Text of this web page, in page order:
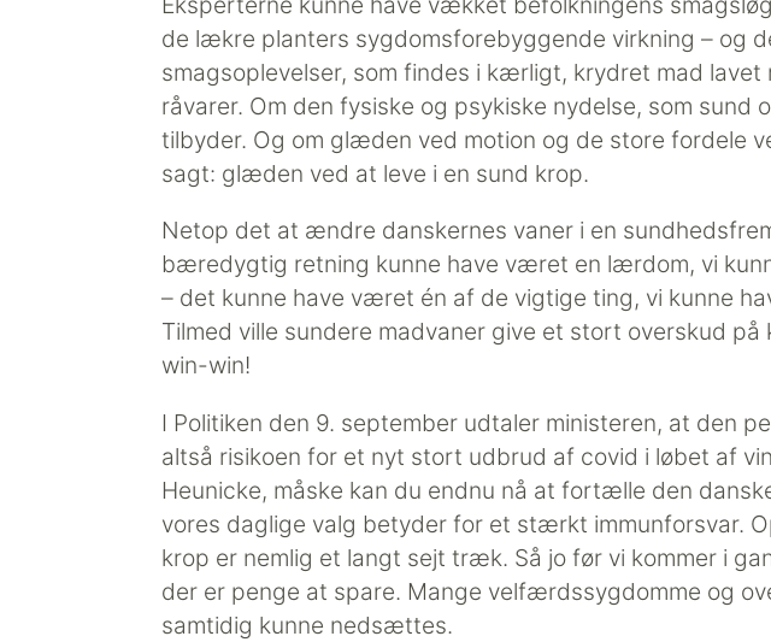
de lækre planters sygdomsforebyggende virkning – og
smagsoplevelser, som findes i kærligt, krydret mad lavet
råvarer. Om den fysiske og psykiske nydelse, som sund
tilbyder. Og om glæden ved motion og de store fordele
sagt: glæden ved at leve i en sund krop.
Netop det at ændre danskernes vaner i en
bæredygtig retning kunne have været en lærdom, vi
– det kunne have været én af de vigtige ting, vi kunne
Tilmed ville sundere madvaner give et stort overskud på
win-win!
I Politiken den 9. september udtaler ministeren, at den
altså risikoen for et nyt stort udbrud af covid i løbet af
Heunicke, måske kan du endnu nå at fortælle den
vores daglige valg betyder for et stærkt immunforsvar.
krop er nemlig et langt sejt træk. Så jo før vi kommer i
der er penge at spare. Mange velfærdssygdomme og
samtidig kunne nedsættes.